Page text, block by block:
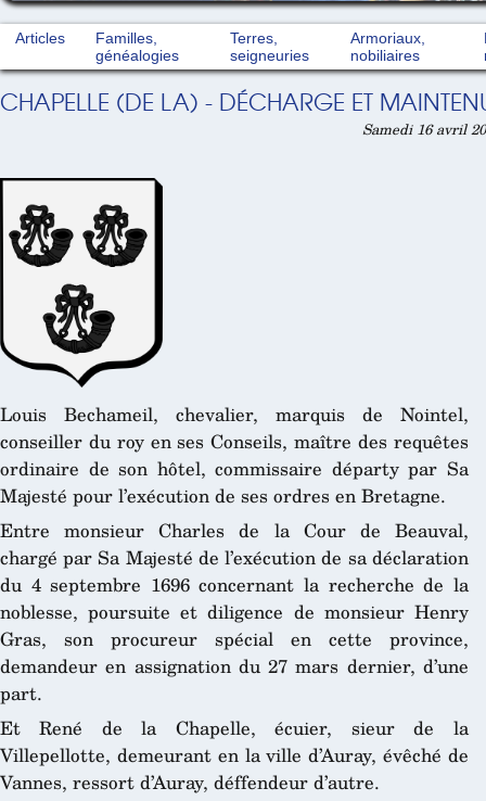
Articles
Familles,
généalogies
Terres,
seigneuries
Armoriaux,
nobiliaires
CHAPELLE (DE LA) - DÉCHARGE ET
Samedi 16 avril
Louis Bechameil, chevalier, marquis de Nointel,
conseiller du roy en ses Conseils, maître des requêtes
ordinaire de son hôtel, commissaire départy par Sa
Majesté pour l’exécution de ses ordres en Bretagne.
Entre monsieur Charles de la Cour de Beauval,
chargé par Sa Majesté de l’exécution de sa déclaration
du 4 septembre 1696 concernant la recherche de la
noblesse, poursuite et diligence de monsieur Henry
Gras, son procureur spécial en cette province,
demandeur en assignation du 27 mars dernier, d’une
part.
Et René de la Chapelle, écuier, sieur de la
Villepellotte, demeurant en la ville d’Auray, évêché de
Vannes, ressort d’Auray, déffendeur d’autre.